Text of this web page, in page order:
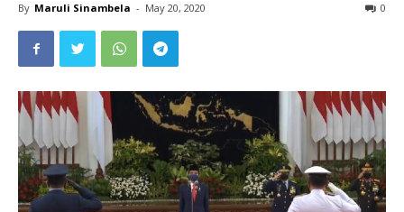
By Maruli Sinambela - May 20, 2020 0